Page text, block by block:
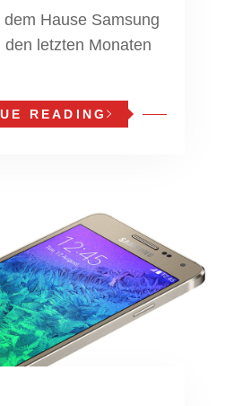
Hause Samsung
letzten Monaten
READING